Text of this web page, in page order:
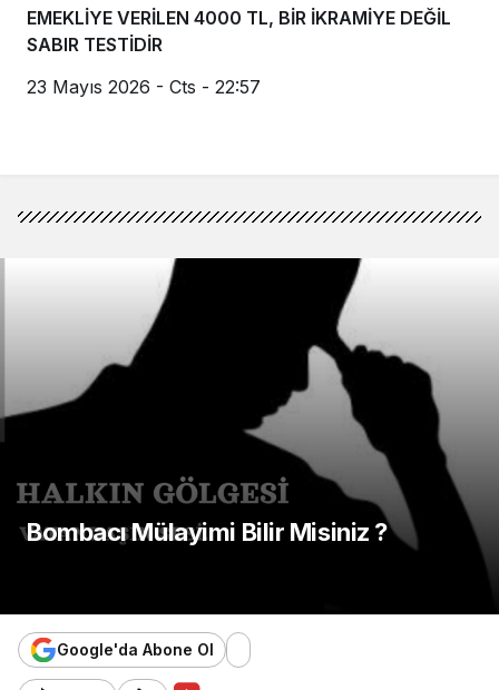
EMEKLİYE VERİLEN 4000 TL, BİR İKRAMİYE DEĞİL
SABIR TESTİDİR
23 Mayıs 2026 - Cts - 22:57
Bombacı Mülayimi Bilir Misiniz ?
Google'da Abone Ol